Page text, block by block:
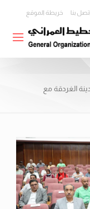
اتصل بنا خريطة الموقع
الغردقة مع